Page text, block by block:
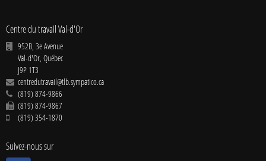
Centre du travail Val-d'Or
952B, 3e Avenue
Val-d'Or, Québec
J9P 1T3
centredutravail@tlb.sympatico.ca
(819) 874-9866
(819) 874-9867
(819) 354-1870
Suivez-nous sur